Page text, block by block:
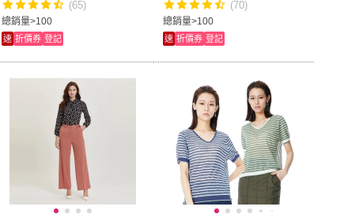
總銷量>100
(65)
速 折價券 登記
總銷量>100
(70)
速 折價券 登記